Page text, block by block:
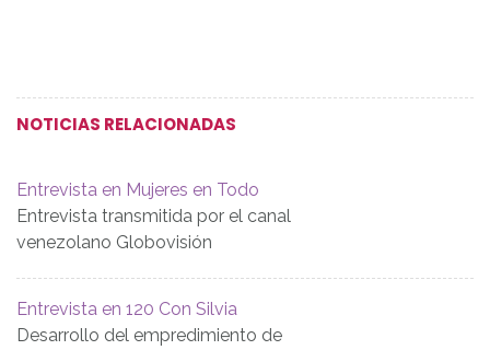
NOTICIAS RELACIONADAS
Entrevista en Mujeres en Todo
Entrevista transmitida por el canal
venezolano Globovisión
Entrevista en 120 Con Silvia
Desarrollo del empredimiento de